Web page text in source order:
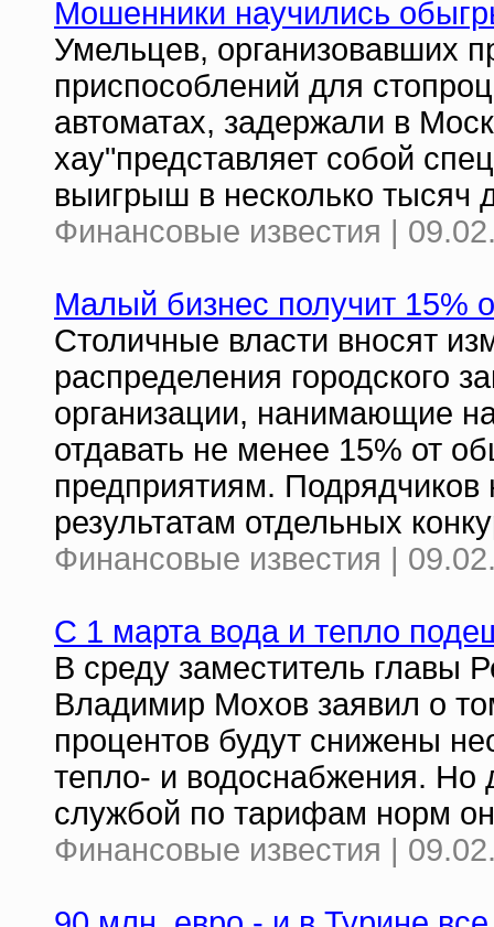
Мошенники научились
Умельцев, организовавших
приспособлений для
автоматах, задержали в
хау"представляет собой
выигрыш в несколько тысяч
Финансовые известия |
Малый бизнес получит 15%
Столичные власти вносят
распределения городского
организации, нанимающие
отдавать не менее 15% от
предприятиям. Подрядчиков
результатам отдельных
Финансовые известия |
С 1 марта вода и тепло
В среду заместитель главы
Владимир Мохов заявил о
процентов будут снижены
тепло- и водоснабжения. Но
службой по тарифам норм
Финансовые известия |